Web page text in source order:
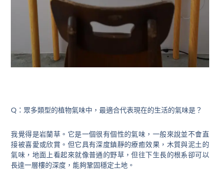
Q：眾多類型的植物氣味中，最適合代表現在的生活的氣味是？
我覺得是岩蘭草。它是一個很有個性的氣味，一般來說並不會直
接被喜愛或欣賞。但它具有深度鎮靜的療癒效果，木質與泥土的
氣味，地面上看起來就像普通的野草，但往下生長的根系卻可以
長達一層樓的深度，能夠鞏固穩定土地。